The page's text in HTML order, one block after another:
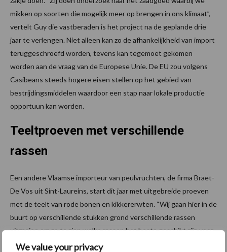
We value your privacy
mikken op soorten die mogelijk meer op brengen in ons klimaat”,
vertelt Guy die vastberaden is het project na de geplande drie
jaar te verlengen. Niet alleen kan zo de afhankelijkheid van import
teruggeschroefd worden, tevens kan tegemoet gekomen
worden aan de vraag van de Europese Unie. De EU zou volgens
Casibeans steeds hogere eisen stellen op het gebied van
bestrijdingsmiddelen waardoor een stap naar lokale productie
opportuun kan worden.
Teeltproeven met verschillende
rassen
Een andere Vlaamse importeur van peulvruchten, de firma Braet-
De Vos uit Sint-Laureins, start dit jaar met uitgebreide proeven
met de teelt van rode bonen en kikkererwten. “Wij gaan hier in de
buurt op verschillende stukken grond verschillende rassen
uitzaaien om zo te zien welke rassen het beste geschikt zijn voor
de teelt in Vlaanderen”, vertelt zaakvoerder Wouter Braet.